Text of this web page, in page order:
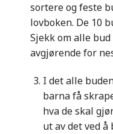
sortere og feste
lovboken. De 10
Sjekk om alle
avgjørende for
I det alle
barna få
hva de skal
ut av det ved